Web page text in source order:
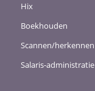
Hix
Boekhouden
Scannen/herkennen
Salaris-administratie